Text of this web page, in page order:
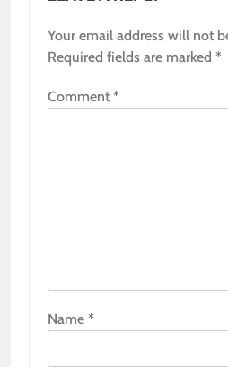
Your email address will not
Required fields are marked *
Comment *
Name *